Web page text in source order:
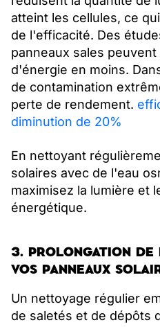
atteint les cellules, ce
de l'efficacité. Des
panneaux sales
d'énergie en moins.
de contamination
perte de rendement.
diminution de 20%
En nettoyant
solaires avec de l'eau
maximisez la lumière et
énergétique.
3. PROLONGATION
VOS PANNEAUX
Un nettoyage régulier
de saletés et de dépôts